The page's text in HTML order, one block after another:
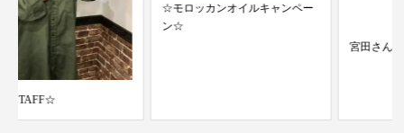
☆モロッカンオイルキャンペー
ン☆